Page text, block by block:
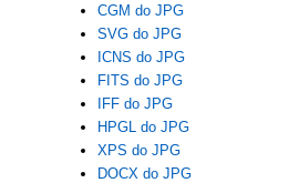
CGM do JPG
SVG do JPG
ICNS do JPG
FITS do JPG
IFF do JPG
HPGL do JPG
XPS do JPG
DOCX do JPG